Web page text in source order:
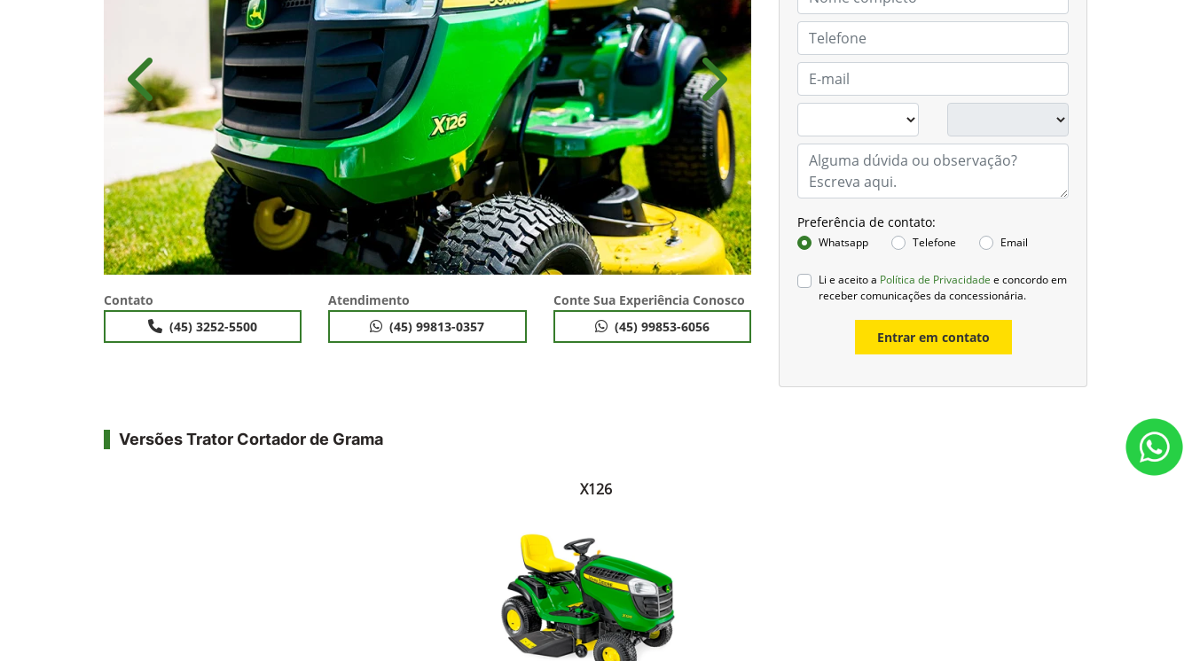
Preferência de contato:
Whatsapp Telefone Email
Li e aceito a Política de Privacidade e concordo em
receber comunicações da concessionária.
Entrar em contato
Anterior Próximo
Contato
(45) 3252-5500
Atendimento
(45) 99813-0357
Conte Sua Experiência Conosco
(45) 99853-6056
Versões Trator Cortador de Grama
X126